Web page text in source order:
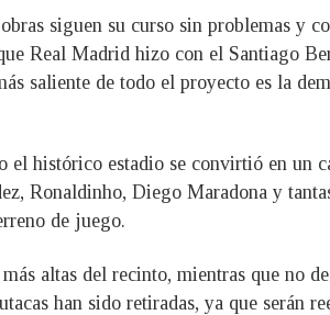
siguen su curso sin problemas y
Real Madrid hizo con el Santiago
saliente de todo el proyecto es la
el histórico estadio se convirtió en un
Ronaldinho, Diego Maradona y
de juego.
altas del recinto, mientras que no
han sido retiradas, ya que serán